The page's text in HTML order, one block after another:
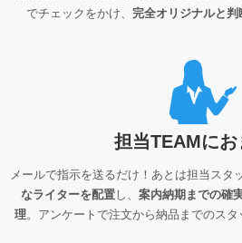
でチェックをかけ、 完全オリジナルと
担当TEAMにお
メールで指示を送るだけ！あとは担当スタ
なライターを配置し、 案内納期までの確
理。アンケートで注文から納品までのスタ